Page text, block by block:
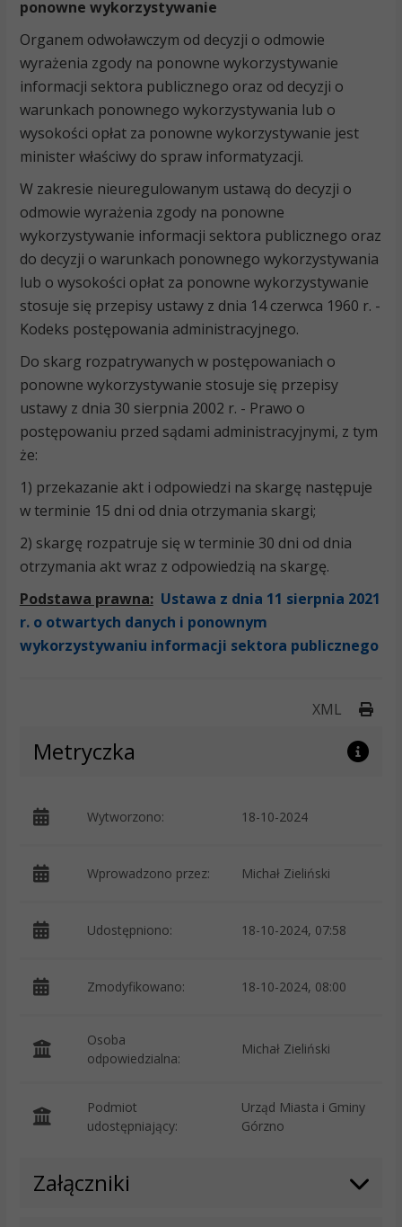
ponowne wykorzystywanie
Organem odwoławczym od decyzji o odmowie
wyrażenia zgody na ponowne wykorzystywanie
informacji sektora publicznego oraz od decyzji o
warunkach ponownego wykorzystywania lub o
wysokości opłat za ponowne wykorzystywanie jest
minister właściwy do spraw informatyzacji.
W zakresie nieuregulowanym ustawą do decyzji o
odmowie wyrażenia zgody na ponowne
wykorzystywanie informacji sektora publicznego oraz
do decyzji o warunkach ponownego wykorzystywania
lub o wysokości opłat za ponowne wykorzystywanie
stosuje się przepisy ustawy z dnia 14 czerwca 1960 r. -
Kodeks postępowania administracyjnego.
Do skarg rozpatrywanych w postępowaniach o
ponowne wykorzystywanie stosuje się przepisy
ustawy z dnia 30 sierpnia 2002 r. - Prawo o
postępowaniu przed sądami administracyjnymi, z tym
że:
1) przekazanie akt i odpowiedzi na skargę następuje
w terminie 15 dni od dnia otrzymania skargi;
2) skargę rozpatruje się w terminie 30 dni od dnia
otrzymania akt wraz z odpowiedzią na skargę.
Podstawa prawna:Ustawa z dnia 11 sierpnia 2021
r. o otwartych danych i ponownym
wykorzystywaniu informacji sektora publicznego
XML
Metryczka
Wytworzono: 18-10-2024
Wprowadzono przez: Michał Zieliński
Udostępniono: 18-10-2024, 07:58
Zmodyfikowano: 18-10-2024, 08:00
Osoba
odpowiedzialna:
Michał Zieliński
Podmiot
udostępniający:
Urząd Miasta i Gminy
Górzno
Załączniki